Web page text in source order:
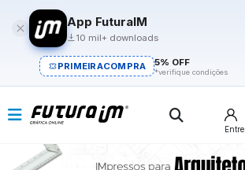
App FuturaIM
10 mil+ downloads
PRIMEIRACOMPRA 5% OFF
*verifique condições
Entre